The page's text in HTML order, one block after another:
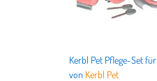
Kerbl Pet Pflege-Set
von Kerbl Pet